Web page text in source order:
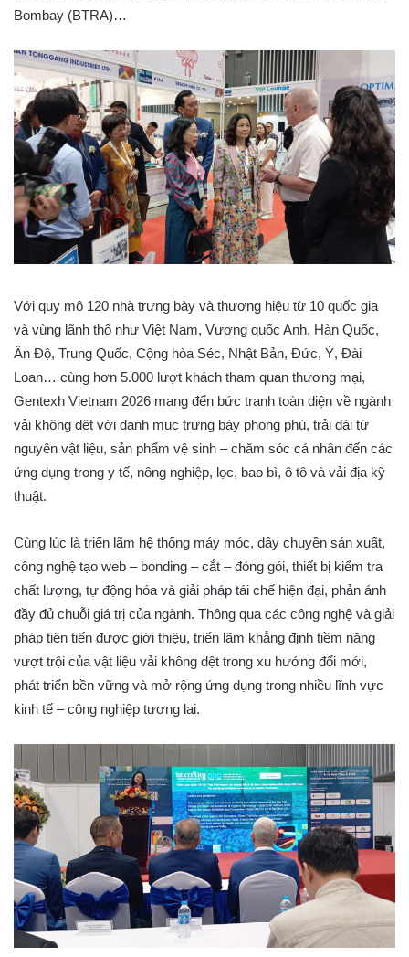
Bombay (BTRA)…
Với quy mô 120 nhà trưng bày và thương hiệu từ 10 quốc gia
và vùng lãnh thổ như Việt Nam, Vương quốc Anh, Hàn Quốc,
Ấn Độ, Trung Quốc, Cộng hòa Séc, Nhật Bản, Đức, Ý, Đài
Loan… cùng hơn 5.000 lượt khách tham quan thương mại,
Gentexh Vietnam 2026 mang đến bức tranh toàn diện về ngành
vải không dệt với danh mục trưng bày phong phú, trải dài từ
nguyên vật liệu, sản phẩm vệ sinh – chăm sóc cá nhân đến các
ứng dụng trong y tế, nông nghiệp, lọc, bao bì, ô tô và vải địa kỹ
thuật.
Cùng lúc là triển lãm hệ thống máy móc, dây chuyền sản xuất,
công nghệ tạo web – bonding – cắt – đóng gói, thiết bị kiểm tra
chất lượng, tự động hóa và giải pháp tái chế hiện đại, phản ánh
đầy đủ chuỗi giá trị của ngành. Thông qua các công nghệ và giải
pháp tiên tiến được giới thiệu, triển lãm khẳng định tiềm năng
vượt trội của vật liệu vải không dệt trong xu hướng đổi mới,
phát triển bền vững và mở rộng ứng dụng trong nhiều lĩnh vực
kinh tế – công nghiệp tương lai.